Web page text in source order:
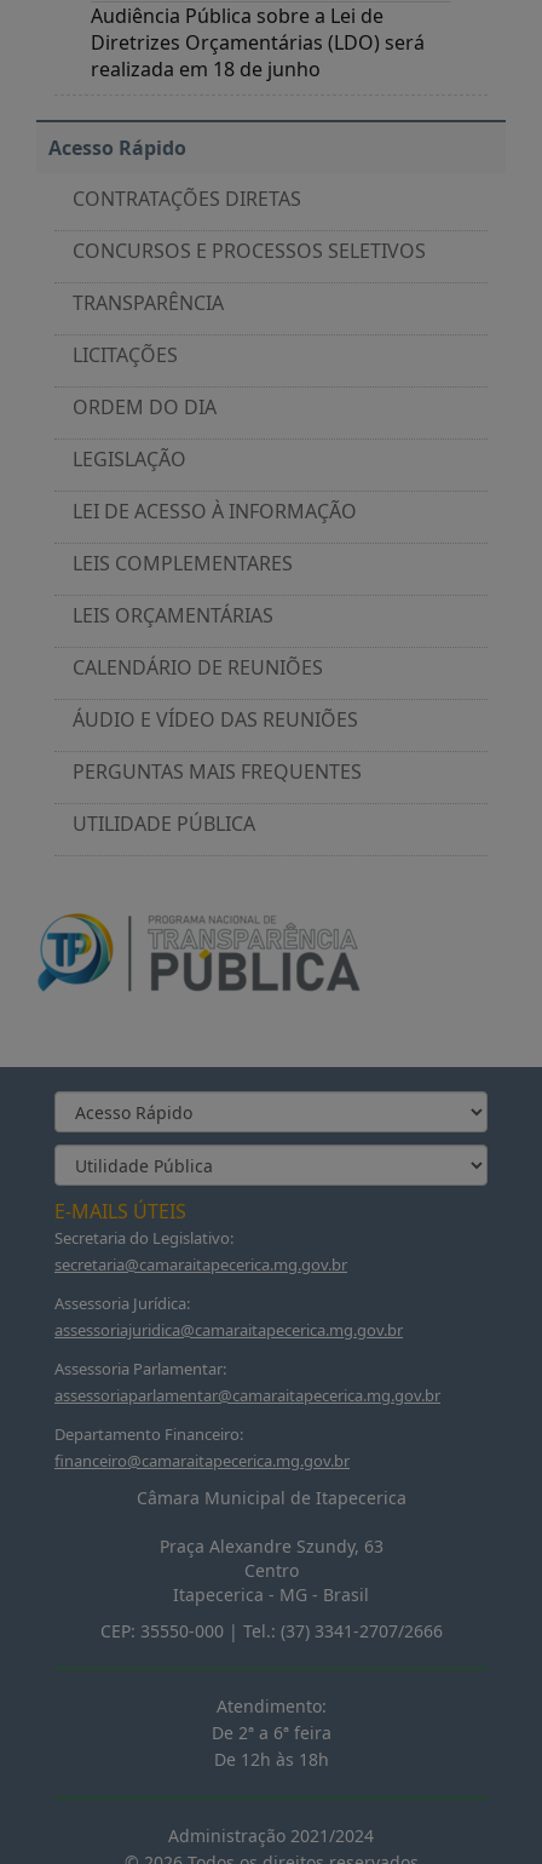
Audiência Pública sobre a Lei de
Diretrizes Orçamentárias (LDO) será
realizada em 18 de junho
Acesso Rápido
CONTRATAÇÕES DIRETAS
CONCURSOS E PROCESSOS SELETIVOS
TRANSPARÊNCIA
LICITAÇÕES
ORDEM DO DIA
LEGISLAÇÃO
LEI DE ACESSO À INFORMAÇÃO
LEIS COMPLEMENTARES
LEIS ORÇAMENTÁRIAS
CALENDÁRIO DE REUNIÕES
ÁUDIO E VÍDEO DAS REUNIÕES
PERGUNTAS MAIS FREQUENTES
UTILIDADE PÚBLICA
E-MAILS ÚTEIS
Secretaria do Legislativo:
secretaria@camaraitapecerica.mg.gov.br
Assessoria Jurídica:
assessoriajuridica@camaraitapecerica.mg.gov.br
Assessoria Parlamentar:
assessoriaparlamentar@camaraitapecerica.mg.gov.br
Departamento Financeiro:
financeiro@camaraitapecerica.mg.gov.br
Câmara Municipal de Itapecerica
Praça Alexandre Szundy, 63
Centro
Itapecerica - MG - Brasil
CEP: 35550-000| Tel.: (37) 3341-2707/2666
Atendimento:
De 2ª a 6ª feira
De 12h às 18h
Administração 2021/2024